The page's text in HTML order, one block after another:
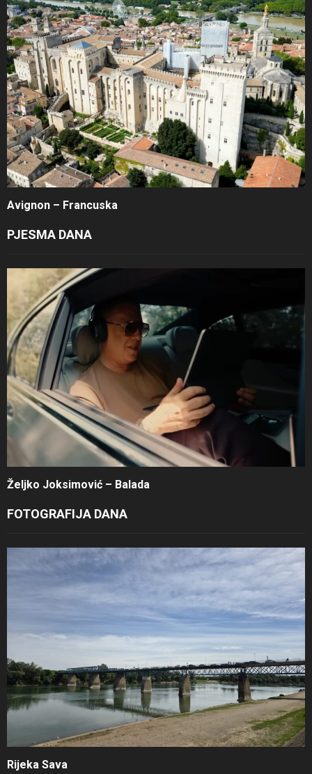
Avignon – Francuska
PJESMA DANA
Željko Joksimović – Balada
FOTOGRAFIJA DANA
Rijeka Sava